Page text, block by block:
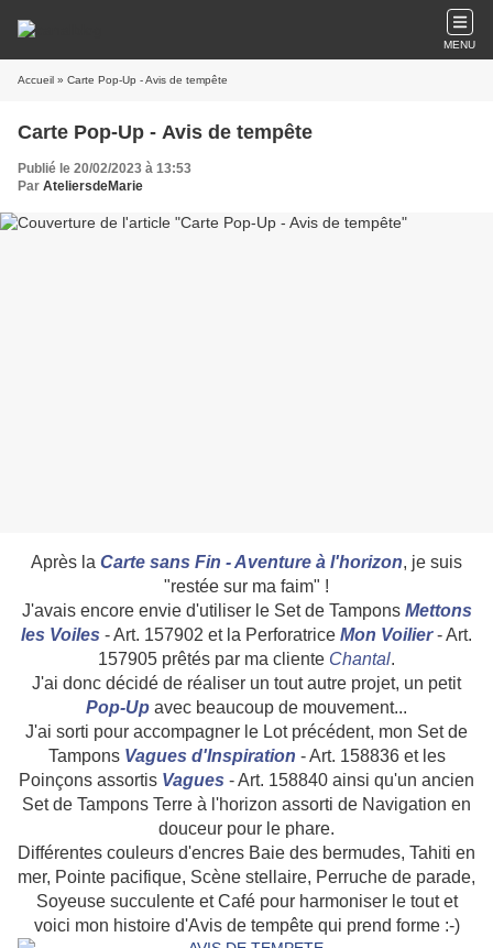
MENU
Accueil » Carte Pop-Up - Avis de tempête
Carte Pop-Up - Avis de tempête
Publié le 20/02/2023 à 13:53
Par AteliersdeMarie
Après la Carte sans Fin - Aventure à l'horizon, je suis
"restée sur ma faim" !
J'avais encore envie d'utiliser le Set de Tampons Mettons
les Voiles - Art. 157902 et la Perforatrice Mon Voilier- Art.
157905 prêtés par ma cliente Chantal.
J'ai donc décidé de réaliser un tout autre projet, un petit
Pop-Up avec beaucoup de mouvement...
J'ai sorti pour accompagner le Lot précédent, mon Set de
Tampons Vagues d'Inspiration - Art. 158836 et les
Poinçons assortis Vagues - Art. 158840 ainsi qu'un ancien
Set de Tampons Terre à l'horizon assorti de Navigation en
douceur pour le phare.
Différentes couleurs d'encres Baie des bermudes, Tahiti en
mer, Pointe pacifique, Scène stellaire, Perruche de parade,
Soyeuse succulente et Café pour harmoniser le tout et
voici mon histoire d'Avis de tempête qui prend forme :-)